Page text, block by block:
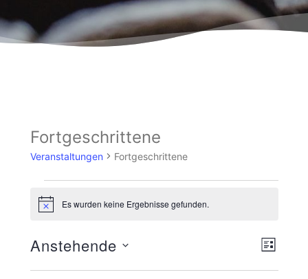
Fortgeschrittene
Veranstaltungen Fortgeschrittene
HinweisEs wurden keine Ergebnisse gefunden.
LISTE
Anstehende
wählen.